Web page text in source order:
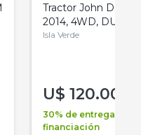
Tractor John Deere
2014, 4WD, DUAL
Isla Verde
U$ 120.000
30% de entrega +
financiación